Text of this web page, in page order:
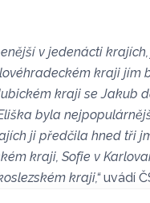
v jedenácti
kraji jím
kraji se Jakub
byla
ji předčila hned tři
kraji, Sofie v
kraji,“uvádí